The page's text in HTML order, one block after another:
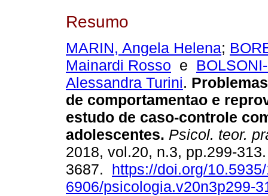
Resumo
MARIN, Angela Helena;
Mainardi Rosso e
Alessandra Turini.
de comportamentao e
estudo de caso-controle
adolescentes. Psicol. teor.
2018, vol.20, n.3, pp.299-
3687. https://doi.org/
6906/psicologia.v20n3p299-